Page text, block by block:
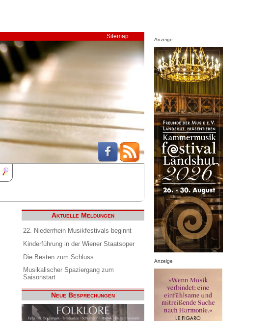
Sitemap
Aktuelle Meldungen
22. Niederrhein Musikfestivals beginnt
Kinderführung in der Wiener Staatsoper
Die Besten zum Schluss
Musikalischer Spaziergang zum
Saisonstart
Neue Besprechungen
Anzeige
Anzeige